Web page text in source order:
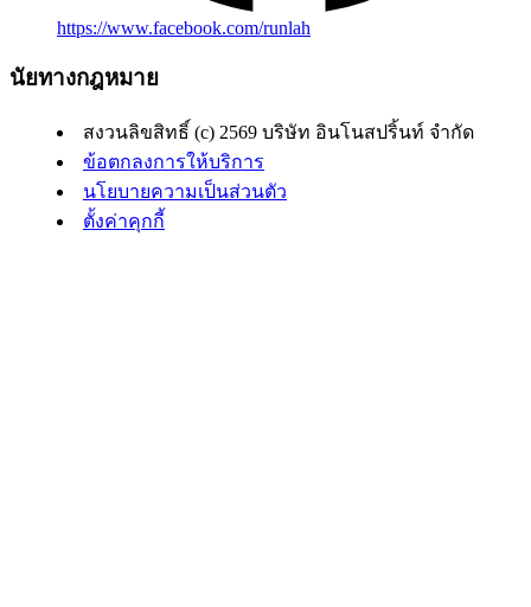
https://www.facebook.com/runlah
นัยทางกฎหมาย
สงวนลิขสิทธิ์ (c) 2569 บริษัท อินโนสปริ้นท์ จำกัด
ข้อตกลงการให้บริการ
นโยบายความเป็นส่วนตัว
ตั้งค่าคุกกี้